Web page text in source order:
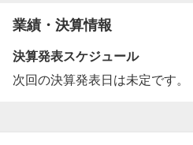
業績・決算情報
決算発表スケジュール
次回の決算発表日は未定です。